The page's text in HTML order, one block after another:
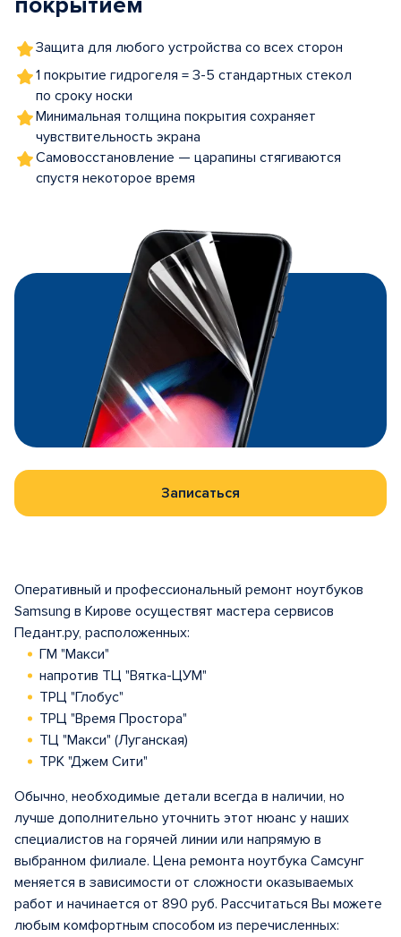
Защита для любого устройства со всех сторон
1 покрытие гидрогеля = 3-5 стандартных стекол
по сроку носки
Минимальная толщина покрытия сохраняет
чувствительность экрана
Самовосстановление — царапины стягиваются
спустя некоторое время
Записаться
Оперативный и профессиональный ремонт ноутбуков
Samsung в Кирове осуществят мастера сервисов
Педант.ру, расположенных:
ГМ "Макси"
напротив ТЦ "Вятка-ЦУМ"
ТРЦ "Глобус"
ТРЦ "Время Простора"
ТЦ "Макси" (Луганская)
ТРК "Джем Сити"
Обычно, необходимые детали всегда в наличии, но
лучше дополнительно уточнить этот нюанс у наших
специалистов на горячей линии или напрямую в
выбранном филиале. Цена ремонта ноутбука Самсунг
меняется в зависимости от сложности оказываемых
работ и начинается от 890 руб. Рассчитаться Вы можете
любым комфортным способом из перечисленных: